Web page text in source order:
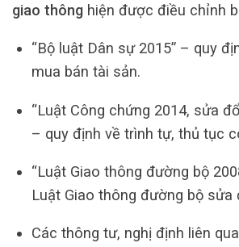
giao thông hiện được điều chỉnh
“Bộ luật Dân sự 2015” – quy
mua bán tài sản.
“Luật Công chứng 2014, sửa
– quy định về trình tự, thủ tục
“Luật Giao thông đường bộ
Luật Giao thông đường bộ sửa
Các thông tư, nghị định liên